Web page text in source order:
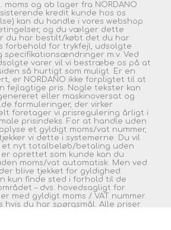
moms og ab lager fra NORDANO
kredit kunde hos os
kan du handle i vores webshop
og du vælger dette
du har bestilt/købt det du har
forbehold for trykfejl, udsolgte
specifikationsændringer m.v. Ved
varer vil vi bestræbe os på at
så hurtigt som muligt. Er en
er NORDANO ikke forpligtet til at
fejlagtige pris. Nogle tekster kan
eller maskinoversat og
formuleringer, der virker
foretager vi prisregulering årligt i
prisindeks. For at handle uden
et gyldigt moms/vat nummer,
vi dette i systemerne. Du vil
et nyt totalbeløb/betaling uden
er oprettet som kunde kan du
moms/vat automatisk. Men ved
blive tjekket for gyldighed.
kun finde sted i forhold til de
– dvs. hovedsagligt for
med gyldigt moms / VAT nummer.
hvis du har spørgsmål. Alle priser